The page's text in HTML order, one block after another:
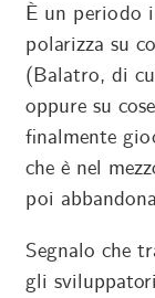
È un periodo
polarizza su
(Balatro, di
oppure su
finalmente
che è nel
poi
Segnalo che
gli